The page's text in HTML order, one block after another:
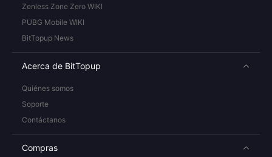
Zenless Zone Zero WIKI
PUBG Mobile WIKI
BitTopup News
Acerca de BitTopup
Quiénes somos
Soporte
Contáctanos
Compras